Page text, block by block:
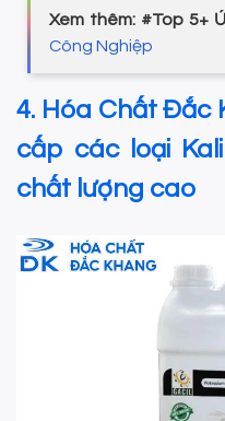
Xem thêm: #Top 5+
Công Nghiệp
4. Hóa Chất Đắc
cấp các loại
chất lượng cao